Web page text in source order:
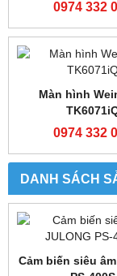
Bộ lập trình
24MCT2-
0974 332